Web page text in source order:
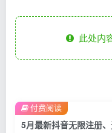
此处内
付费阅读